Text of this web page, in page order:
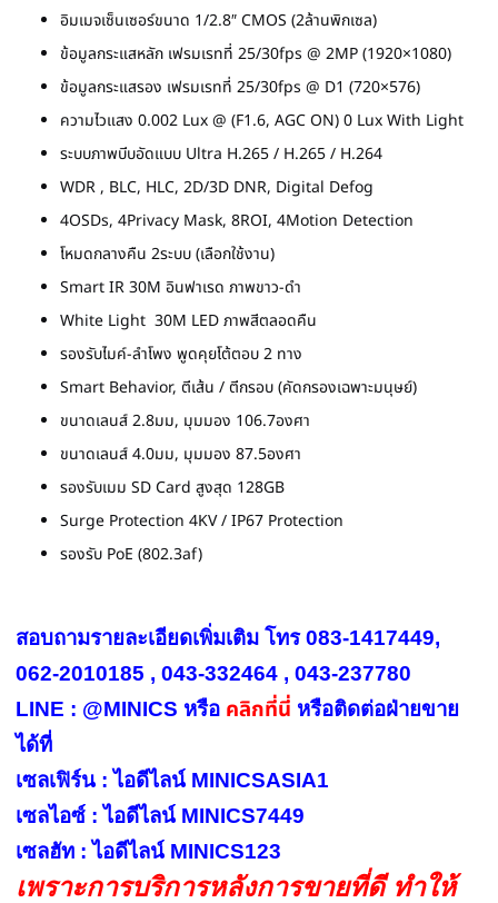
อิมเมจเซ็นเซอร์ขนาด 1/2.8″ CMOS (2ล้านพิกเซล)
ข้อมูลกระแสหลัก เฟรมเรทที่ 25/30fps @ 2MP (1920×1080)
ข้อมูลกระแสรอง เฟรมเรทที่ 25/30fps @ D1 (720×576)
ความไวแสง 0.002 Lux @ (F1.6, AGC ON) 0 Lux With Light
ระบบภาพบีบอัดแบบ Ultra H.265 / H.265 / H.264
WDR , BLC, HLC, 2D/3D DNR, Digital Defog
4OSDs, 4Privacy Mask, 8ROI, 4Motion Detection
โหมดกลางคืน 2ระบบ (เลือกใช้งาน)
Smart IR 30M อินฟาเรด ภาพขาว-ดำ
White Light 30M LED ภาพสีตลอดคืน
รองรับไมค์-ลำโพง พูดคุยโต้ตอบ 2 ทาง
Smart Behavior, ตีเส้น / ตีกรอบ (คัดกรองเฉพาะมนุษย์)
ขนาดเลนส์ 2.8มม, มุมมอง 106.7องศา
ขนาดเลนส์ 4.0มม, มุมมอง 87.5องศา
รองรับเมม SD Card สูงสุด 128GB
Surge Protection 4KV / IP67 Protection
รองรับ PoE (802.3af)
สอบถามรายละเอียดเพิ่มเติม โทร 083-1417449,
062-2010185 , 043-332464 , 043-237780
LINE : @MINICS หรือ คลิกที่นี่ หรือติดต่อฝ่ายขาย
ได้ที่
เซลเฟิร์น : ไอดีไลน์ MINICSASIA1
เซลไอซ์ : ไอดีไลน์ MINICS7449
เซลฮัท : ไอดีไลน์ MINICS123
เพราะการบริการหลังการขายที่ดี ทำให้